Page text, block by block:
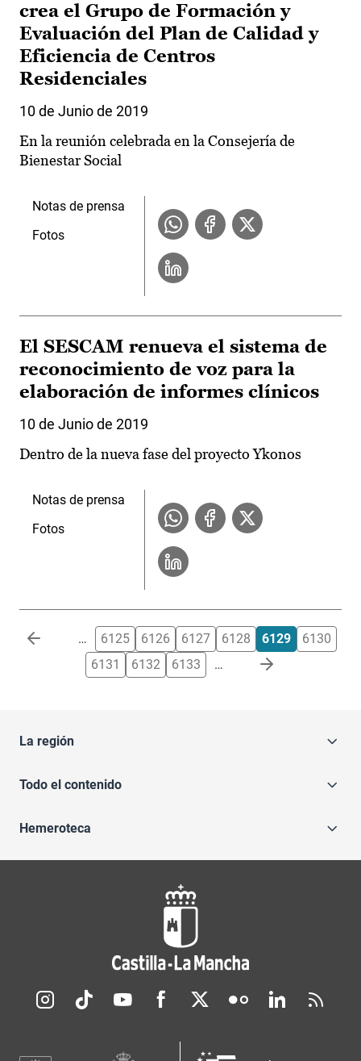
crea el Grupo de Formación y
Evaluación del Plan de Calidad y
Eficiencia de Centros
Residenciales
10 de Junio de 2019
En la reunión celebrada en la Consejería de
Bienestar Social
Notas de prensa
Fotos
El SESCAM renueva el sistema de
reconocimiento de voz para la
elaboración de informes clínicos
10 de Junio de 2019
Dentro de la nueva fase del proyecto Ykonos
Notas de prensa
Fotos
Paginación … 6125 6126 6127 6128 6129
6130
6131
6132 6133 …
La región
Todo el contenido
Hemeroteca
Redes sociales JCCM